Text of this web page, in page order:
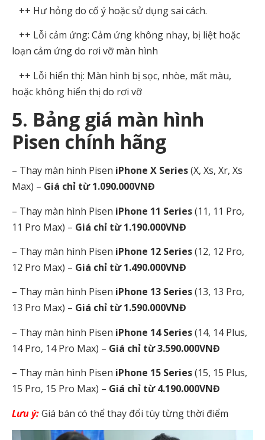
++ Hư hỏng do cố ý hoặc sử dụng sai cách.
++ Lỗi cảm ứng: Cảm ứng không nhạy, bị liệt hoặc
loạn cảm ứng do rơi vỡ màn hình
++ Lỗi hiển thị: Màn hình bị sọc, nhòe, mất màu,
hoặc không hiển thị do rơi vỡ
5. Bảng giá màn hình
Pisen chính hãng
– Thay màn hình Pisen iPhone X Series(X, Xs, Xr, Xs
Max) – Giá chỉ từ 1.090.000VNĐ
– Thay màn hình Pisen iPhone 11 Series(11, 11 Pro,
11 Pro Max) – Giá chỉ từ 1.190.000VNĐ
– Thay màn hình Pisen iPhone 12 Series(12, 12 Pro,
12 Pro Max) – Giá chỉ từ 1.490.000VNĐ
– Thay màn hình Pisen iPhone 13 Series(13, 13 Pro,
13 Pro Max) – Giá chỉ từ 1.590.000VNĐ
– Thay màn hình Pisen iPhone 14 Series(14, 14 Plus,
14 Pro, 14 Pro Max) – Giá chỉ từ 3.590.000VNĐ
– Thay màn hình Pisen iPhone 15 Series(15, 15 Plus,
15 Pro, 15 Pro Max) – Giá chỉ từ 4.190.000VNĐ
Lưu ý:Giá bán có thể thay đổi tùy từng thời điểm